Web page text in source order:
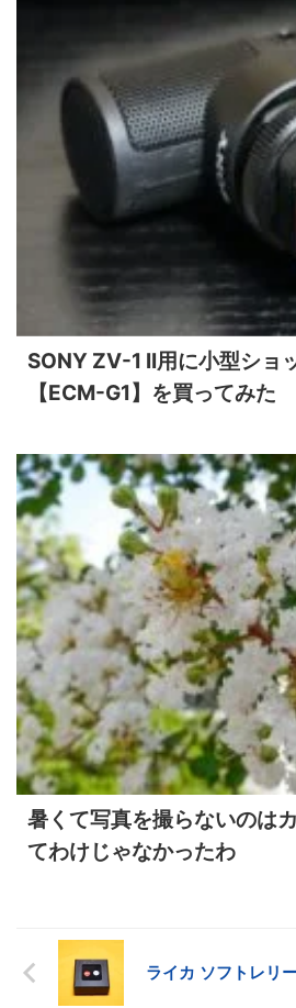
SONY ZV-1 II用に小型ショ
【ECM-G1】を買ってみた
暑くて写真を撮らないのは
てわけじゃなかったわ
ライカ ソフトレリ